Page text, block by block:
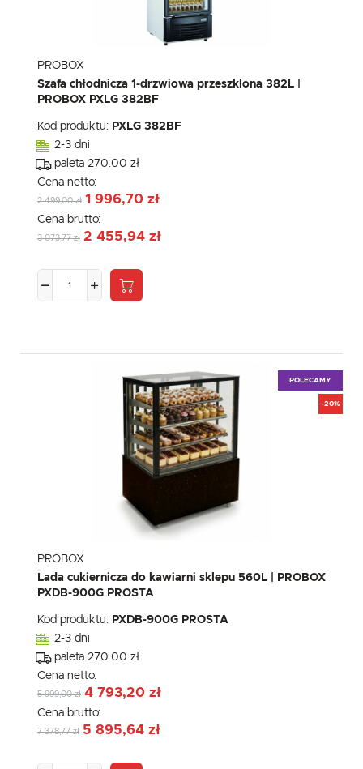
PROBOX
Szafa chłodnicza 1-drzwiowa przeszklona 382L |
PROBOX PXLG 382BF
Kod produktu: PXLG 382BF
2-3 dni
paleta 270.00 zł
Cena netto:
2 499,00 zł 1 996,70 zł
Cena brutto:
3 073,77 zł 2 455,94 zł
POLECAMY
-20%
PROBOX
Lada cukiernicza do kawiarni sklepu 560L | PROBOX
PXDB-900G PROSTA
Kod produktu: PXDB-900G PROSTA
2-3 dni
paleta 270.00 zł
Cena netto:
5 999,00 zł 4 793,20 zł
Cena brutto:
7 378,77 zł 5 895,64 zł